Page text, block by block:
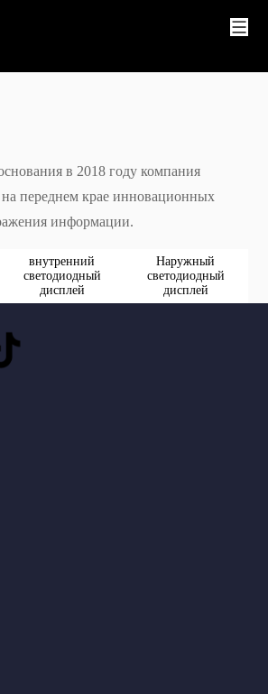
в 2018 году компания
переднем крае инновационных
информации.
внутренний
светодиодный
дисплей
Наружный
светодиодный
дисплей